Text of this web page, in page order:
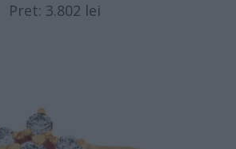
Pret: 3.802 lei